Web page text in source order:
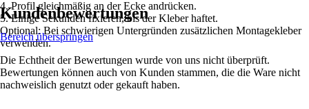
4. Profil gleichmäßig an der Ecke andrücken.
5. Einige Sekunden fixieren, bis der Kleber haftet.
Optional: Bei schwierigen Untergründen zusätzlichen Montagekleber
verwenden.
Kundenbewertungen
Bereich überspringen
Die Echtheit der Bewertungen wurde von uns nicht überprüft.
Bewertungen können auch von Kunden stammen, die die Ware nicht
nachweislich genutzt oder gekauft haben.